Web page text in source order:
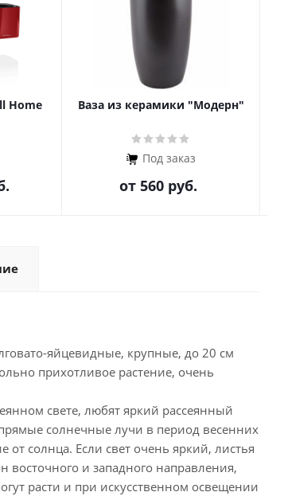
Home
Ваза из керамики "Модерн"
Под заказ
от 560 руб.
яйцевидные, крупные, до 20 см
прихотливое растение, очень
свете, любят яркий рассеянный
солнечные лучи в период весенних
от солнца. Если свет очень яркий, листья
восточного и западного направления,
расти и при искусственном освещении